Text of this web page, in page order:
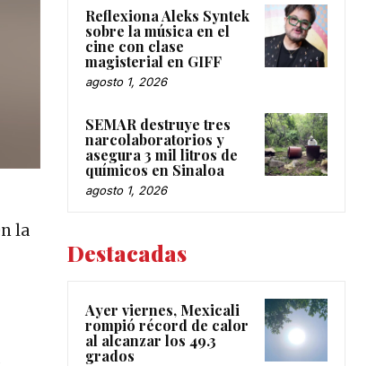
la
Reflexiona Aleks Syntek
sobre la música en el
cine con clase
magisterial en GIFF
agosto 1, 2026
SEMAR destruye tres
narcolaboratorios y
asegura 3 mil litros de
químicos en Sinaloa
agosto 1, 2026
Destacadas
Ayer viernes, Mexicali
rompió récord de calor
al alcanzar los 49.3
grados